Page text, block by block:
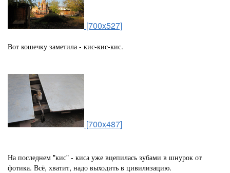
[700x527]
Вот кошечку заметила - кис-кис-кис.
[700x487]
На последнем "кис" - киса уже вцепилась зубами в шнурок от
фотика. Всё, хватит, надо выходить в цивилизацию.